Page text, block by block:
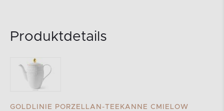
Produktdetails
GOLDLINIE PORZELLAN-TEEKANNE CMIELOW